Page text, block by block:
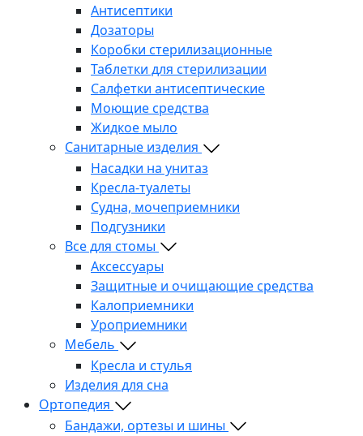
Антисептики
Дозаторы
Коробки стерилизационные
Таблетки для стерилизации
Салфетки антисептические
Моющие средства
Жидкое мыло
Санитарные изделия
Насадки на унитаз
Кресла-туалеты
Судна, мочеприемники
Подгузники
Все для стомы
Аксессуары
Защитные и очищающие средства
Калоприемники
Уроприемники
Мебель
Кресла и стулья
Изделия для сна
Ортопедия
Бандажи, ортезы и шины